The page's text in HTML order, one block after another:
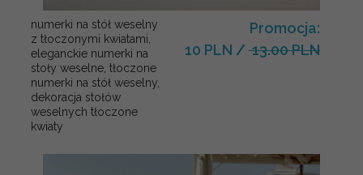
numerki na stół weselny
z tłoczonymi kwiatami,
eleganckie numerki na
stoły weselne, tłoczone
numerki na stół weselny,
dekoracja stołów
weselnych tłoczone
kwiaty
Promocja:
10 PLN / 13.00 PLN